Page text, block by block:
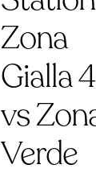
Zona
Gialla 4
vs
Verde